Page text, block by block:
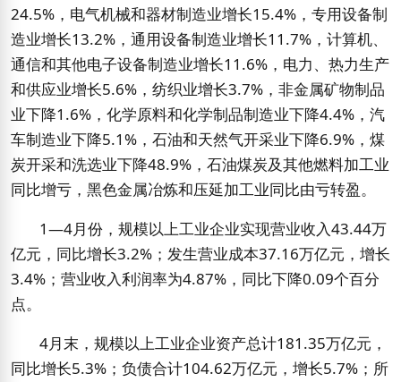
24.5% ，电气机械和器材制造业增长15.4% ，专用设备制
造业增长13.2% ，通用设备制造业增长11.7% ，计算机、
通信和其他电子设备制造业增长11.6% ，电力、热力生产
和供应业增长5.6% ，纺织业增长3.7% ，非金属矿物制品
业下降1.6% ，化学原料和化学制品制造业下降4.4% ，汽
车制造业下降5.1% ，石油和天然气开采业下降6.9% ，煤
炭开采和洗选业下降48.9% ，石油煤炭及其他燃料加工业
同比增亏，黑色金属冶炼和压延加工业同比由亏转盈。
1—4月份，规模以上工业企业实现营业收入43.44万
亿元，同比增长3.2% ；发生营业成本37.16万亿元，增长
3.4% ；营业收入利润率为4.87% ，同比下降0.09个百分
点。
4月末，规模以上工业企业资产总计181.35万亿元，
同比增长5.3% ；负债合计104.62万亿元，增长5.7% ；所